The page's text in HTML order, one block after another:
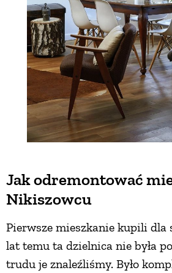
Jak odremontować
Nikiszowcu
Pierwsze mieszkanie kupili dla
lat temu ta dzielnica nie była
trudu je znaleźliśmy. Było